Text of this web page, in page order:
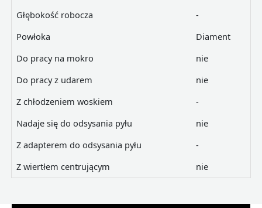
Głębokość robocza
-
Powłoka
Diament
Do pracy na mokro
nie
Do pracy z udarem
nie
Z chłodzeniem woskiem
-
Nadaje się do odsysania pyłu
nie
Z adapterem do odsysania pyłu
-
Z wiertłem centrującym
nie